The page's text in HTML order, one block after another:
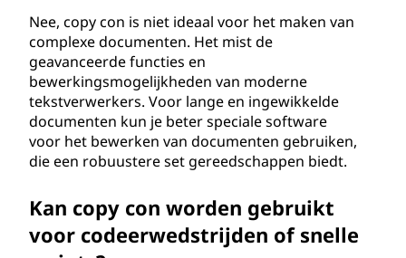
Nee, copy con is niet ideaal voor het maken van
complexe documenten. Het mist de
geavanceerde functies en
bewerkingsmogelijkheden van moderne
tekstverwerkers. Voor lange en ingewikkelde
documenten kun je beter speciale software
voor het bewerken van documenten gebruiken,
die een robuustere set gereedschappen biedt.
Kan copy con worden gebruikt
voor codeerwedstrijden of snelle